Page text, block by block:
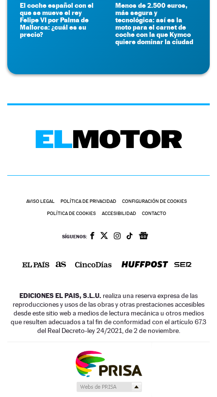
El coche español con el
que se mueve el rey
Felipe VI por Palma de
Mallorca: ¿cuál es su
precio?
Menos de 2.500 euros,
más segura y
tecnológica: así es la
moto para el carnet de
coche con la que Kymco
quiere dominar la ciudad
AVISO LEGAL POLÍTICA DE PRIVACIDAD CONFIGURACIÓN DE COOKIES
POLÍTICA DE COOKIES ACCESIBILIDAD CONTACTO
SÍGUENOS:
EDICIONES EL PAIS, S.L.U. realiza una reserva expresa de las
reproducciones y usos de las obras y otras prestaciones accesibles
desde este sitio web a medios de lectura mecánica u otros medios
que resulten adecuados a tal fin de conformidad con el artículo 67.3
del Real Decreto-ley 24/2021, de 2 de noviembre.